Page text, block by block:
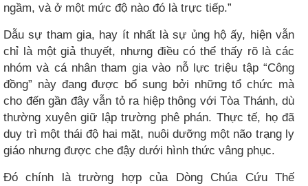
ngầm, và ở một mức độ nào đó là trực tiếp.”
Dẫu sự tham gia, hay ít nhất là sự ủng hộ ấy, hiện vẫn
chỉ là một giả thuyết, nhưng điều có thể thấy rõ là các
nhóm và cá nhân tham gia vào nỗ lực triệu tập “Công
đồng” này đang được bổ sung bởi những tổ chức mà
cho đến gần đây vẫn tỏ ra hiệp thông với Tòa Thánh, dù
thường xuyên giữ lập trường phê phán. Thực tế, họ đã
duy trì một thái độ hai mặt, nuôi dưỡng một não trạng ly
giáo nhưng được che đậy dưới hình thức vâng phục.
Đó chính là trường hợp của Dòng Chúa Cứu Thế